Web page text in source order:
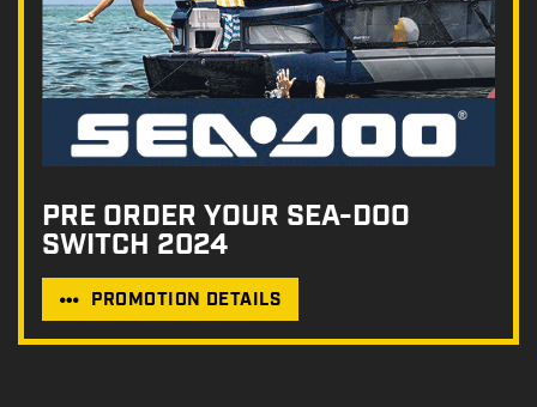
PRE ORDER YOUR SEA-DOO
SWITCH 2024
PROMOTION DETAILS